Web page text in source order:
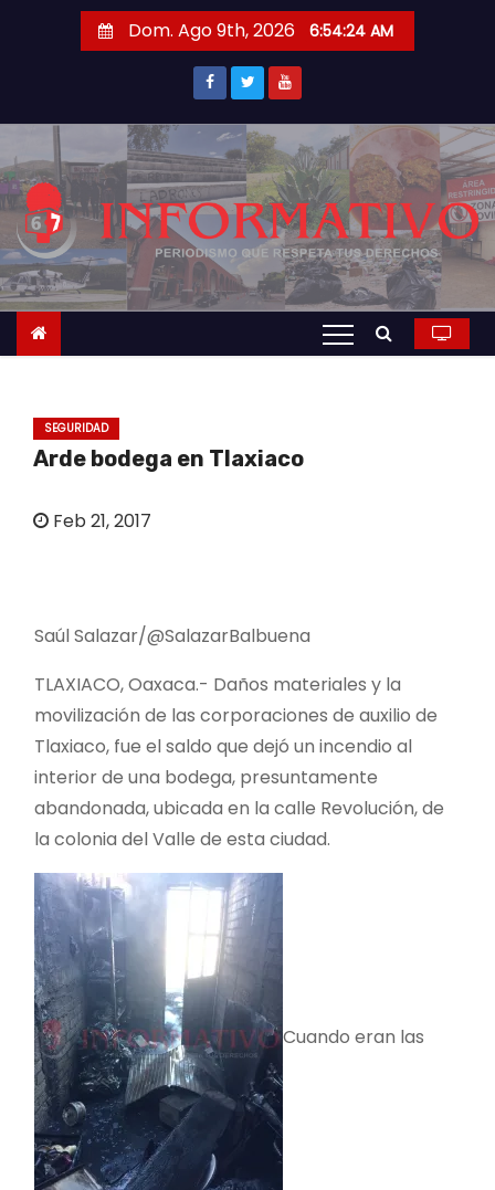
r
a
c
o
t
Dom. Ago 9th, 2026 6:54:25 AM
SEGURIDAD
Arde bodega en Tlaxiaco
Feb 21, 2017
Saúl Salazar/@SalazarBalbuena
TLAXIACO, Oaxaca.- Daños materiales y la
movilización de las corporaciones de auxilio de
Tlaxiaco, fue el saldo que dejó un incendio al
interior de una bodega, presuntamente
abandonada, ubicada en la calle Revolución, de
la colonia del Valle de esta ciudad.
Cuando eran las